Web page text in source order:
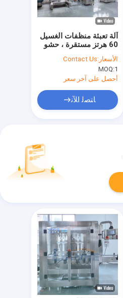
آلة تعبئة منظفات الغسيل
60 هرتز مستقرة ، حشو
زجاجة شامبو مقاوم
للصدأ
الأسعار:Contact Us
MOQ:1
أحصل على آخر سعر
ﺎﺘﺼﻟ ﺍﻶﻧ